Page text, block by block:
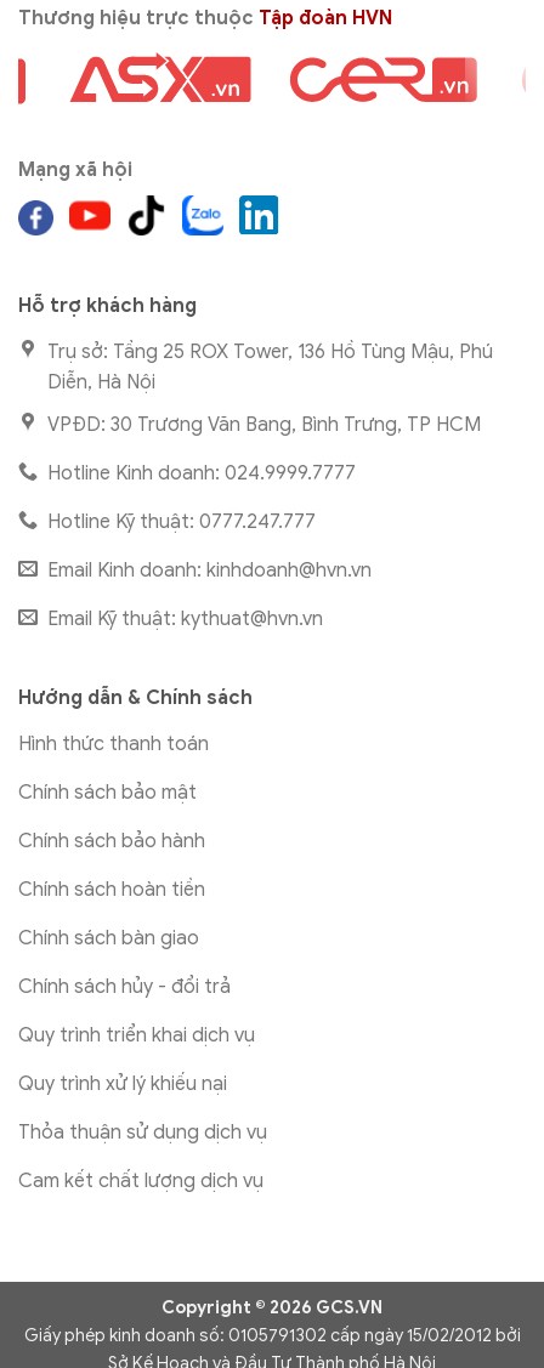
Thương hiệu trực thuộc Tập đoàn HVN
Mạng xã hội
Hỗ trợ khách hàng
Trụ sở: Tầng 25 ROX Tower, 136 Hồ Tùng Mậu, Phú
Diễn, Hà Nội
VPĐD: 30 Trương Văn Bang, Bình Trưng, TP HCM
Hotline Kinh doanh: 024.9999.7777
Hotline Kỹ thuật: 0777.247.777
Email Kinh doanh: kinhdoanh@hvn.vn
Email Kỹ thuật: kythuat@hvn.vn
Hướng dẫn & Chính sách
Hình thức thanh toán
Chính sách bảo mật
Chính sách bảo hành
Chính sách hoàn tiền
Chính sách bàn giao
Chính sách hủy - đổi trả
Quy trình triển khai dịch vụ
Quy trình xử lý khiếu nại
Thỏa thuận sử dụng dịch vụ
Cam kết chất lượng dịch vụ
Copyright © 2026 GCS.VN
Giấy phép kinh doanh số: 0105791302 cấp ngày 15/02/2012 bởi
Sở Kế Hoạch và Đầu Tư Thành phố Hà Nội